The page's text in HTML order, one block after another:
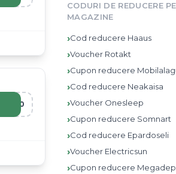
I10
CODURI DE REDUCERE
MAGAZINE
›Cod reducere Haaus
›Voucher Rotakt
›Cupon reducere
›Cod reducere Neakaisa
›Voucher Onesleep
›Cupon reducere Somnart
›Cod reducere Epardoseli
›Voucher Electricsun
›Cupon reducere